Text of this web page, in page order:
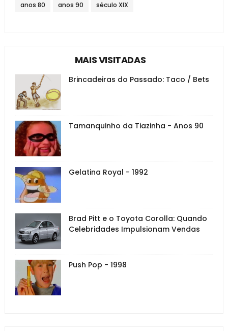
anos 80 anos 90 século XIX
MAIS VISITADAS
Brincadeiras do Passado: Taco / Bets
Tamanquinho da Tiazinha - Anos 90
Gelatina Royal - 1992
Brad Pitt e o Toyota Corolla: Quando
Celebridades Impulsionam Vendas
Push Pop - 1998